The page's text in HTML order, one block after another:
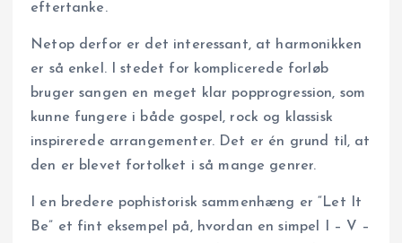
eftertanke.
Netop derfor er det interessant, at harmonikken
er så enkel. I stedet for komplicerede forløb
bruger sangen en meget klar popprogression, som
kunne fungere i både gospel, rock og klassisk
inspirerede arrangementer. Det er én grund til, at
den er blevet fortolket i så mange genrer.
I en bredere pophistorisk sammenhæng er “Let It
Be” et fint eksempel på, hvordan en simpel I – V –